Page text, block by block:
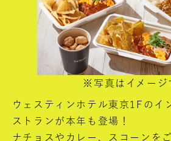
※写真はイメージ
ウェスティンホテル東京1Fのイ
ストランが本年も登場！
ナチョスやカレー、スコーンを